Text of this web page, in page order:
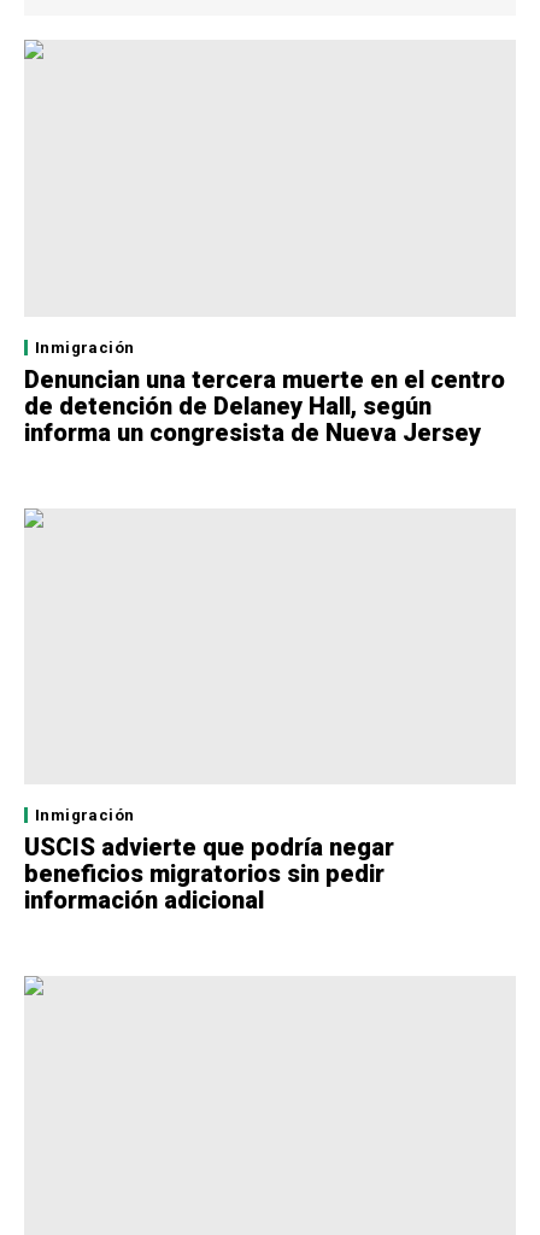
Inmigración
Denuncian una tercera muerte en el centro
de detención de Delaney Hall, según
informa un congresista de Nueva Jersey
Inmigración
USCIS advierte que podría negar
beneficios migratorios sin pedir
información adicional